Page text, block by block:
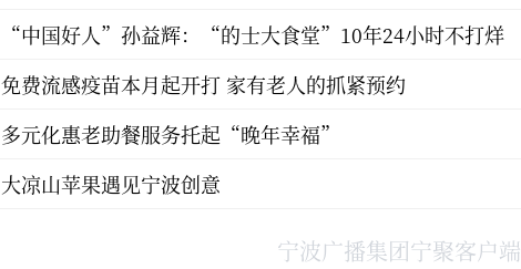
“中国好人”孙益辉：“的士大食堂”10年24小时不打烊
免费流感疫苗本月起开打 家有老人的抓紧预约
多元化惠老助餐服务托起“晚年幸福”
大凉山苹果遇见宁波创意
宁波广播集团宁聚客户端